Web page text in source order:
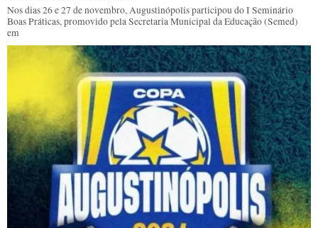
Nos dias 26 e 27 de novembro, Augustinópolis participou do I Seminário
Boas Práticas, promovido pela Secretaria Municipal da Educação (Semed)
em